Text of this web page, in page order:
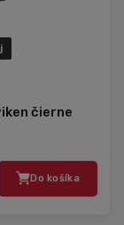
čierne
Do košíka